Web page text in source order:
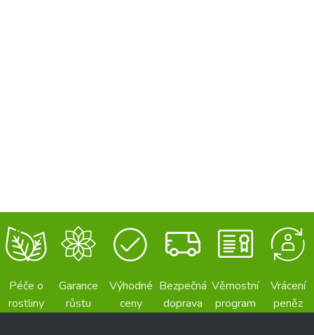
Péče o
rostliny
Garance
růstu
Výhodné
ceny
Bezpečná
doprava
Věrnostní
program
Vrácení
peněz